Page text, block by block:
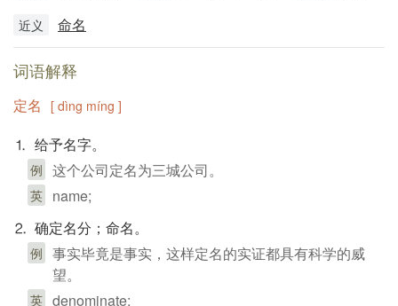
近义 命名
词语解释
定名 [ dìng míng ]
⒈ 给予名字。
例 这个公司定名为三城公司。
英 name;
⒉ 确定名分；命名。
例 事实毕竟是事实，这样定名的实证都具有科学的威
望。
英 denominate;